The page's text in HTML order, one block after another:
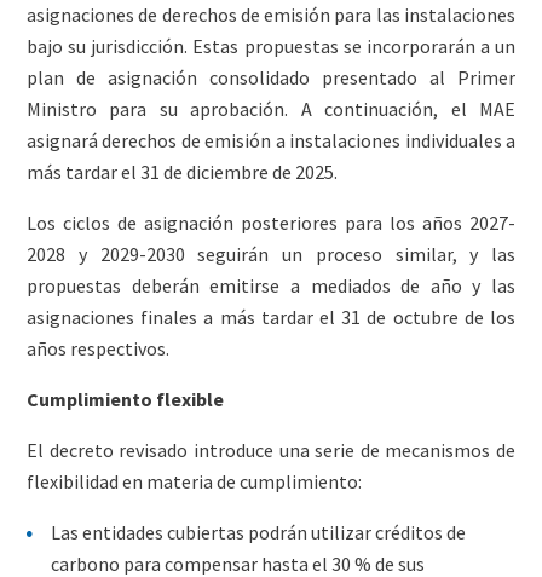
asignaciones de derechos de emisión para las instalaciones
bajo su jurisdicción. Estas propuestas se incorporarán a un
plan de asignación consolidado presentado al Primer
Ministro para su aprobación. A continuación, el MAE
asignará derechos de emisión a instalaciones individuales a
más tardar el 31 de diciembre de 2025.
Los ciclos de asignación posteriores para los años 2027-
2028 y 2029-2030 seguirán un proceso similar, y las
propuestas deberán emitirse a mediados de año y las
asignaciones finales a más tardar el 31 de octubre de los
años respectivos.
Cumplimiento flexible
El decreto revisado introduce una serie de mecanismos de
flexibilidad en materia de cumplimiento:
Las entidades cubiertas podrán utilizar créditos de
carbono para compensar hasta el 30 % de sus